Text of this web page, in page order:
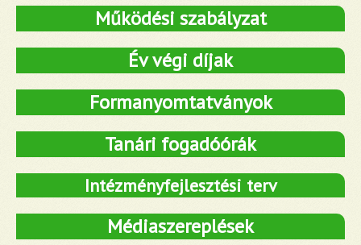
Működési szabályzat
Év végi díjak
Formanyomtatványok
Tanári fogadóórák
Intézményfejlesztési terv
Médiaszereplések